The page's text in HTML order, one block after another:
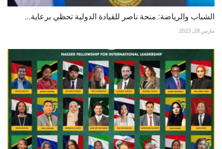
الشباب والرياضة: منحة ناصر للقيادة الدولية تحظي برعاية...
مارس 28, 2023